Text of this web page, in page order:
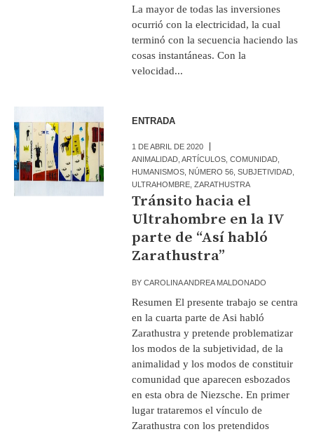
La mayor de todas las inversiones
ocurrió con la electricidad, la cual
terminó con la secuencia haciendo las
cosas instantáneas. Con la
velocidad...
ENTRADA
1 DE ABRIL DE 2020
ANIMALIDAD ,ARTÍCULOS ,COMUNIDAD
HUMANISMOS NÚMERO 56 ,SUBJETIVIDAD
ULTRAHOMBRE ,ZARATHUSTRA
Tránsito hacia el
Ultrahombre en la IV
parte de “Así habló
Zarathustra”
BYCAROLINA ANDREA MALDONADO
Resumen El presente trabajo se centra
en la cuarta parte de Asi habló
Zarathustra y pretende problematizar
los modos de la subjetividad, de la
animalidad y los modos de constituir
comunidad que aparecen esbozados
en esta obra de Niezsche. En primer
lugar trataremos el vínculo de
Zarathustra con los pretendidos